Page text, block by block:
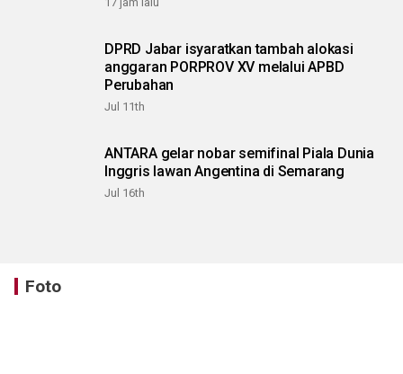
DPRD Jabar isyaratkan tambah alokasi
anggaran PORPROV XV melalui APBD
Perubahan
Jul 11th
ANTARA gelar nobar semifinal Piala Dunia
Inggris lawan Angentina di Semarang
Jul 16th
Foto